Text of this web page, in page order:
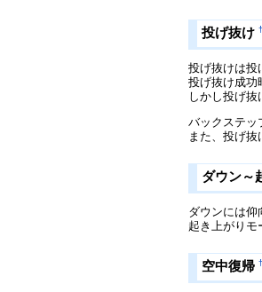
投げ抜け †
投げ抜けは投
投げ抜け成功
しかし投げ抜
バックステッ
また、投げ
ダウン～
ダウンには仰
起き上がりモ
空中復帰 †